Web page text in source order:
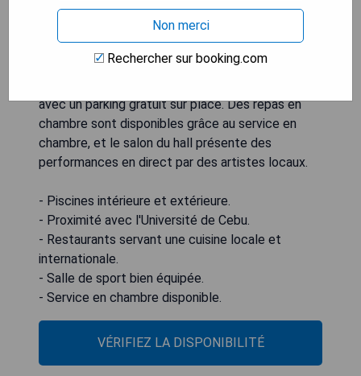
Les chambres climatisées sont dotées d'une
décoration moderne, d'une télévision à écran plat,
tandis que certaines disposent d'un minibar ou
d'un balcon. L'établissement se situe à 30 minutes
avec un parking gratuit sur place. Des repas en
chambre sont disponibles grâce au service en
chambre, et le salon du hall présente des
performances en direct par des artistes locaux.
- Piscines intérieure et extérieure.
- Proximité avec l'Université de Cebu.
- Restaurants servant une cuisine locale et
internationale.
- Salle de sport bien équipée.
- Service en chambre disponible.
VÉRIFIEZ LA DISPONIBILITÉ
Non merci
Rechercher sur booking.com